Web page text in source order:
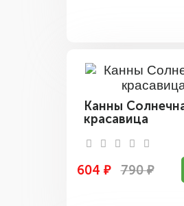
Канны
красавица
604 ₽ 790 ₽